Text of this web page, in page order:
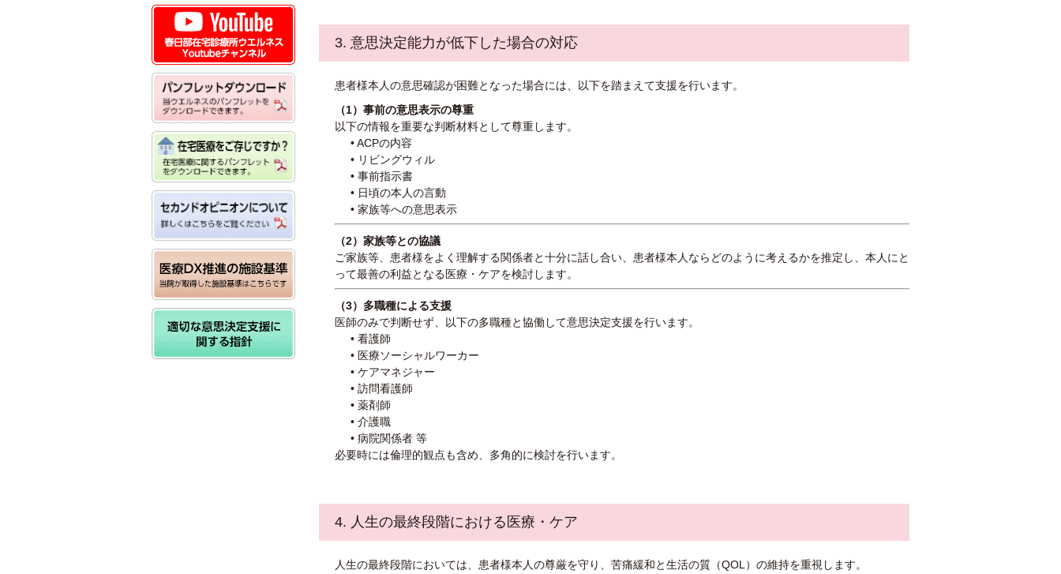
3. 意思決定能力が低下した場合の対応
患者様本人の意思確認が困難となった場合には、以下を踏まえて支援を行います。
（1）事前の意思表示の尊重
以下の情報を重要な判断材料として尊重します。
• ACPの内容
• リビングウィル
• 事前指示書
• 日頃の本人の言動
• 家族等への意思表示
（2）家族等との協議
ご家族等、患者様をよく理解する関係者と十分に話し合い、患者様本人ならどのように考えるかを推定し、本人にと
って最善の利益となる医療・ケアを検討します。
（3）多職種による支援
医師のみで判断せず、以下の多職種と協働して意思決定支援を行います。
• 看護師
• 医療ソーシャルワーカー
• ケアマネジャー
• 訪問看護師
• 薬剤師
• 介護職
• 病院関係者 等
必要時には倫理的観点も含め、多角的に検討を行います。
4. 人生の最終段階における医療・ケア
人生の最終段階においては、患者様本人の尊厳を守り、苦痛緩和と生活の質（QOL）の維持を重視します。